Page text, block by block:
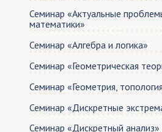
Семинар «Актуальные
математики»
Семинар «Алгебра и логика»
Семинар «Геометрическая
Семинар «Геометрия,
Семинар «Дискретные
Семинар «Дискретный анализ»